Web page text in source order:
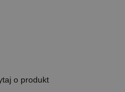
o produkt